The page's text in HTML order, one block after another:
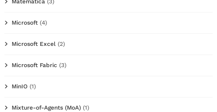
Matemática (3)
Microsoft (4)
Microsoft Excel (2)
Microsoft Fabric (3)
MinIO (1)
Mixture-of-Agents (MoA) (1)